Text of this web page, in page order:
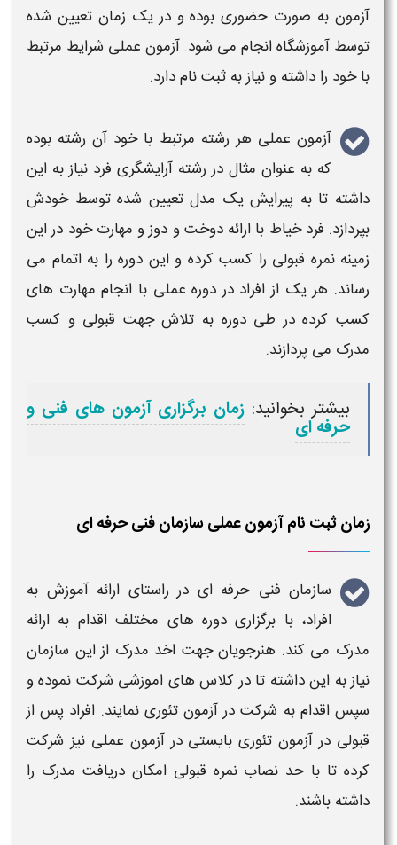
آزمون به صورت حضوری بوده و در یک زمان تعیین شده
توسط آموزشگاه انجام می شود. آزمون عملی شرایط مرتبط
با خود را داشته و نیاز به ثبت نام دارد.
آزمون عملی هر رشته مرتبط با خود آن رشته بوده
که به عنوان مثال در رشته آرایشگری فرد نیاز به این
داشته تا به پیرایش یک مدل تعیین شده توسط خودش
بپردازد. فرد خیاط با ارائه دوخت و دوز و مهارت خود در این
زمینه نمره قبولی را کسب کرده و این دوره را به اتمام می
رساند. هر یک از افراد در دوره عملیبا انجام مهارت های
کسب کرده در طی دوره به تلاش جهت قبولی و کسب
مدرک می پردازند.
بیشتر بخوانید: زمان برگزاری آزمون های فنی و
حرفه ای
زمان ثبت نام آزمون عملی سازمان فنی حرفه ای
سازمان فنی حرفه ای در راستای ارائه آموزش به
افراد، با برگزاریدوره های مختلف اقدام به ارائه
مدرک می کند. هنرجویان جهت اخد مدرک از این سازمان
نیاز به این داشته تا در کلاس های اموزشی شرکت نموده و
سپس اقدام به شرکت درآزمونتئوری نمایند. افراد پس از
قبولی در آزمون تئوری بایستی درآزمون عملی نیز شرکت
کرده تا با حد نصاب نمره قبولی امکان دریافت مدرک را
داشته باشند.